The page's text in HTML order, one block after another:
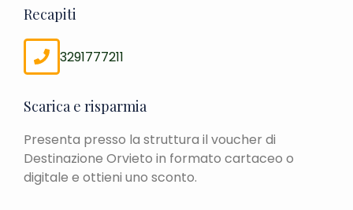
Recapiti
3291777211
Scarica e risparmia
Presenta presso la struttura il voucher di
Destinazione Orvieto in formato cartaceo o
digitale e ottieni uno sconto.